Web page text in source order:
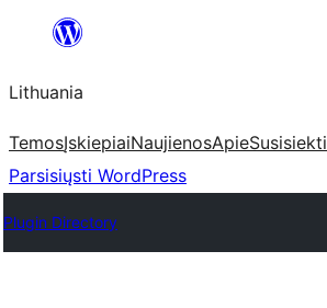
turinio
Lithuania
TemosĮskiepiaiNaujienosApieSusisiekti
Parsisiųsti WordPress
Plugin Directory